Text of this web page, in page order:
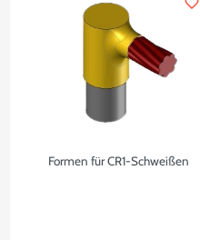
Formen für CR1-Schweißen